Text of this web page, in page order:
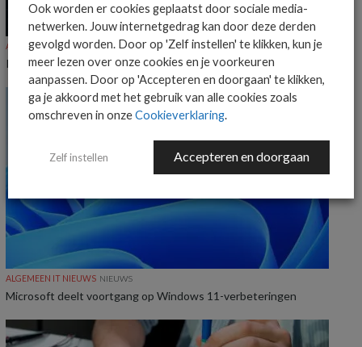
ALGEMEEN IT NIEUWS NIEUWS
KnowBe4 voegt Claude-ondersteuning toe aan Agent Risk Manager
ALGEMEEN IT NIEUWS NIEUWS
Microsoft deelt voortgang op Windows 11-verbeteringen
Ook worden er cookies geplaatst door sociale media-
netwerken. Jouw internetgedrag kan door deze derden
gevolgd worden. Door op 'Zelf instellen' te klikken, kun je
meer lezen over onze cookies en je voorkeuren
aanpassen. Door op 'Accepteren en doorgaan' te klikken,
ga je akkoord met het gebruik van alle cookies zoals
omschreven in onzeCookieverklaring.
Zelf instellen Accepteren en doorgaan